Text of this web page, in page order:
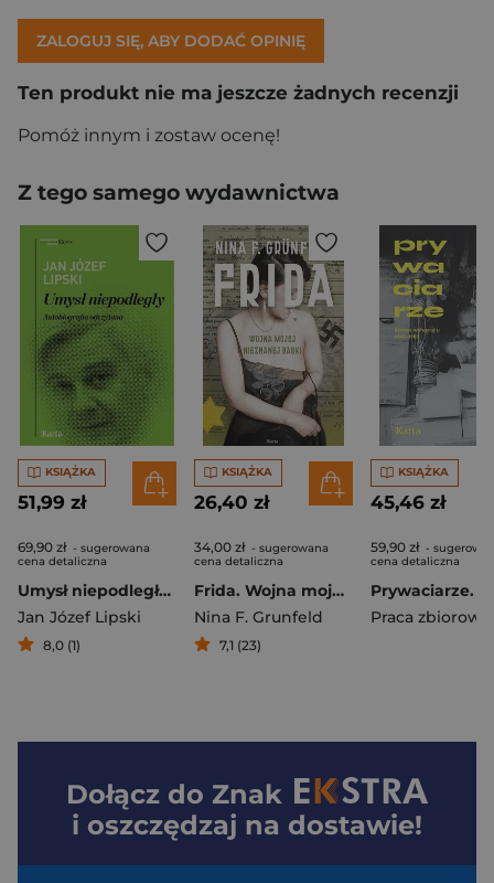
ZALOGUJ SIĘ, ABY DODAĆ OPINIĘ
Ten produkt nie ma jeszcze żadnych recenzji
Pomóż innym i zostaw ocenę!
Z tego samego wydawnictwa
KSIĄŻKA
51,99 zł
69,90 zł - sugerowana
cena detaliczna
Umysł niepodległy. Autobiografia odczytana
Jan Józef Lipski
8,0 (1)
KSIĄŻKA
26,40 zł
34,00 zł - sugerowana
cena detaliczna
Frida. Wojna mojej nieznanej babki
Nina F. Grunfeld
7,1 (23)
KSIĄŻKA
45,46 zł
59,90 zł -
cena detaliczna
Praca zbiorowa
Dołącz do Znak
i oszczędzaj na dostawie!